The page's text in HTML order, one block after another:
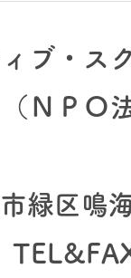
ブ・ス
（​ＮＰＯ
緑区鳴